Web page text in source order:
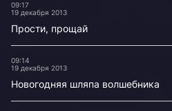
09:17
19 декабря 2013
Прости, прощай
09:14
19 декабря 2013
Новогодняя шляпа волшебника